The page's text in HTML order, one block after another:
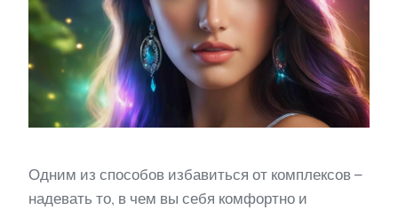
Одним из способов избавиться от комплексов –
надевать то, в чем вы себя комфортно и